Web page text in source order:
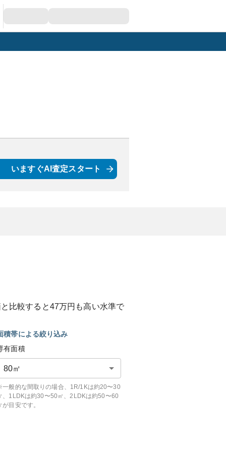
いますぐAI査定スタート
比較すると47万円も高い水準で
積帯による絞り込み
有面積
80㎡
般的な間取りの場合、1R/1Kは約20〜30
、1LDKは約30〜50㎡、2LDKは約50〜60
が目安です。